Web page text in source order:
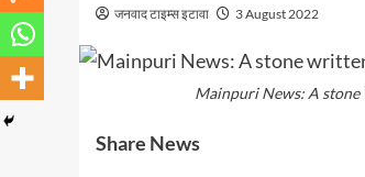
जनवाद टाइम्स इटावा 3 August 2022
Mainpuri News: A
Share News